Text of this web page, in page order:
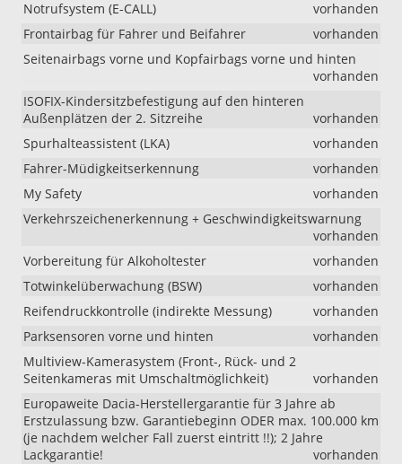
Notrufsystem (E-CALL)
vorhanden
Frontairbag für Fahrer und Beifahrer
vorhanden
Seitenairbags vorne und Kopfairbags vorne und hinten
vorhanden
ISOFIX-Kindersitzbefestigung auf den hinteren
Außenplätzen der 2. Sitzreihe
vorhanden
Spurhalteassistent (LKA)
vorhanden
Fahrer-Müdigkeitserkennung
vorhanden
My Safety
vorhanden
Verkehrszeichenerkennung + Geschwindigkeitswarnung
vorhanden
Vorbereitung für Alkoholtester
vorhanden
Totwinkelüberwachung (BSW)
vorhanden
Reifendruckkontrolle (indirekte Messung)
vorhanden
Parksensoren vorne und hinten
vorhanden
Multiview-Kamerasystem (Front-, Rück- und 2
Seitenkameras mit Umschaltmöglichkeit)
vorhanden
Europaweite Dacia-Herstellergarantie für 3 Jahre ab
Erstzulassung bzw. Garantiebeginn ODER max. 100.000 km
(je nachdem welcher Fall zuerst eintritt !!); 2 Jahre
Lackgarantie!
vorhanden